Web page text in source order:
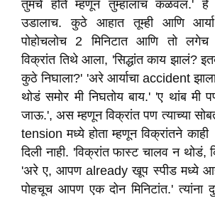
तुमचे होते म्हणून तुम्हालाच कळवलं.' हे
उडालाच. कुठे आहात तूम्ही आणि
पोहोचलोच 2 मिनिटात आणि तो लगेच
विक्रांत तिथे आला, 'सिद्धांत काय झालं?
कुठे निघाला?' 'अरे आर्याचा accident
थोडं समोर मी निघतोय बाय.' 'ए थांब मी
जाऊ.', अस म्हणून विक्रांत पण त्याच्या
tension मध्ये होता म्हणून विक्रांतने काही
दिली नाही. 'विक्रांत फास्ट चालव न थोडं,
'अरे ए, आपण already खूप स्पीड मध्ये
पोहचूच आपण एक दोन मिनिटांत.' त्यांना